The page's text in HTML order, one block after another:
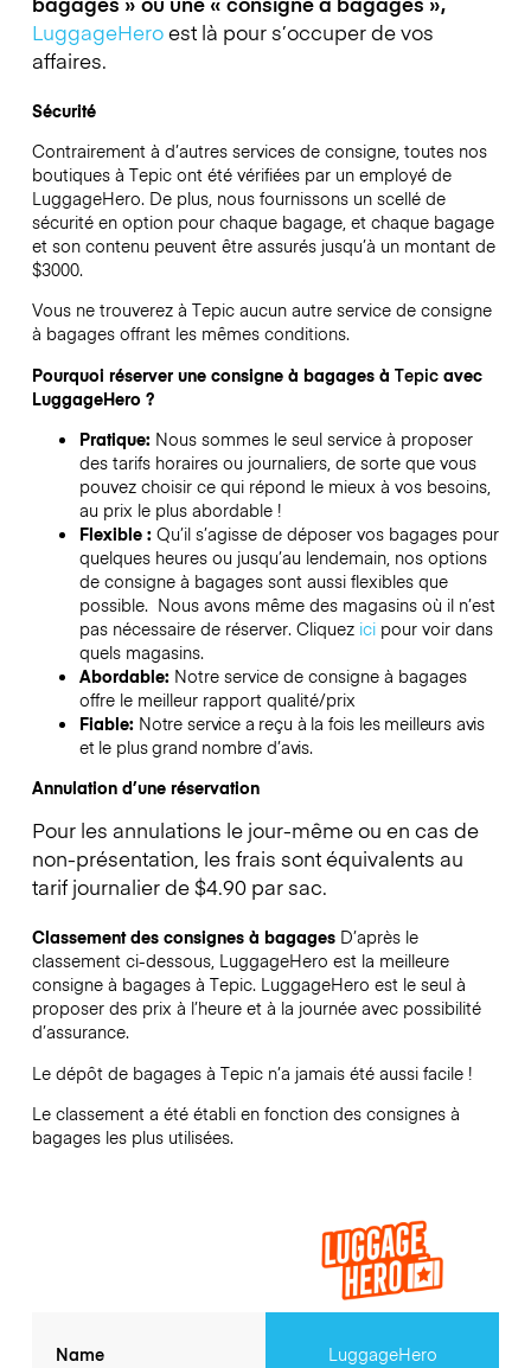
LuggageHeroest là pour s’occuper de vos
affaires.
Sécurité
Contrairement à d’autres services de consigne,toutes nos
boutiques à Tepicont été vérifiées par un employé de
LuggageHero. De plus, nous fournissons un scellé de
sécurité en option pour chaque bagage, et chaque bagage
et son contenu peuvent être assurés jusqu’à un montant de
$3000.
Vous ne trouverez à Tepicaucun autre service de consigne
à bagages offrant les mêmes conditions.
Pourquoi réserver une consigne à bagages à Tepicavec
LuggageHero ?
Pratique: Nous sommes le seul service à proposer
des tarifs horaires ou journaliers, de sorte que vous
pouvez choisir ce qui répond le mieux à vos besoins,
au prix le plus abordable !
Flexible : Qu’il s’agisse de déposer vos bagages pour
quelques heures ou jusqu’au lendemain, nos options
de consigne à bagages sont aussi flexibles que
possible. Nous avons même des magasins où il n’est
pas nécessaire de réserver. Cliquez icipour voir dans
quels magasins.
Abordable: Notre service de consigne à bagages
offre le meilleur rapport qualité/prix
Fiable: Notre service a reçu à la fois les meilleurs avis
et le plus grand nombre d’avis.
Annulation d’une réservation
Pour les annulations le jour-même ou en cas de
non-présentation, les frais sont équivalents au
tarif journalier de $4.90 par sac.
Classement des consignes à bagages D’après le
classement ci-dessous, LuggageHero est la meilleure
consigne à bagages à Tepic. LuggageHero est le seul à
proposer des prix à l’heure et à la journée avec possibilité
d’assurance.
Le dépôt de bagages à Tepicn’a jamais été aussi facile !
Le classement a été établi en fonction des consignes à
bagages les plus utilisées.
Name LuggageHero